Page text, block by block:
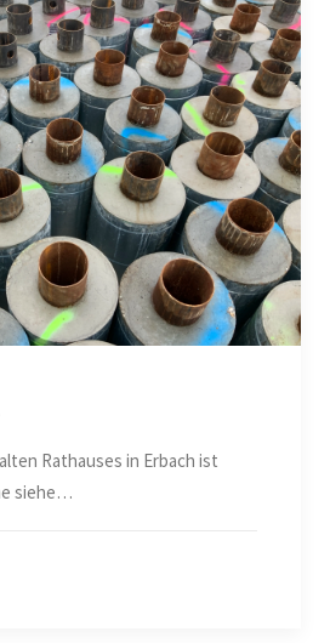
Rathauses in Erbach ist
siehe…